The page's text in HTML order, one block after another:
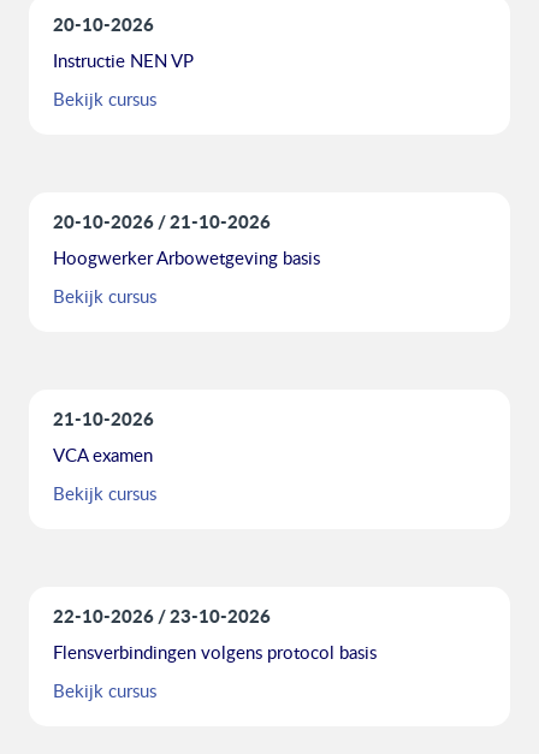
20-10-2026
Instructie NEN VP
Bekijk cursus
20-10-2026 21-10-2026
Hoogwerker Arbowetgeving basis
Bekijk cursus
21-10-2026
VCA examen
Bekijk cursus
22-10-2026 23-10-2026
Flensverbindingen volgens protocol basis
Bekijk cursus